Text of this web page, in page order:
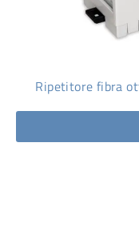
Ripetitore fibra